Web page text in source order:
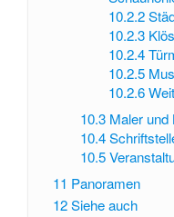
10.2.2
10.2.3
10.2.4
10.2.5
10.2.6
10.3 Maler und
10.4
10.5
11 Panoramen
12Siehe auch